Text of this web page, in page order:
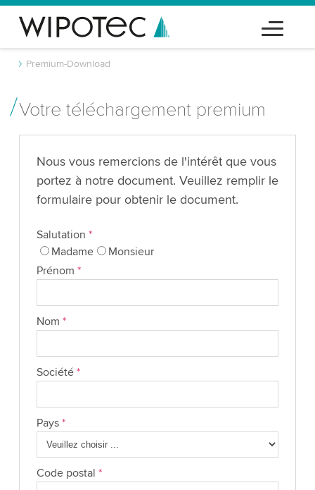
Premium-Download
Votre téléchargement premium
Nous vous remercions de l'intérêt que vous
portez à notre document. Veuillez remplir le
formulaire pour obtenir le document.
Salutation *
Madame
Monsieur
Prénom *
Nom *
Société *
Pays *
Code postal *